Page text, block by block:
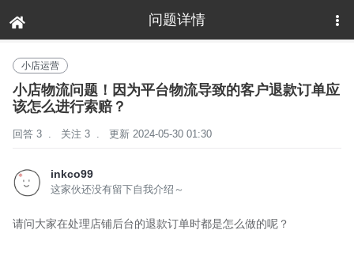
问题详情
下拉刷新
小店运营
小店物流问题！因为平台物流导致的客户退款订单应
该怎么进行索赔？
回答 3 . 关注 3 . 更新 2024-05-30 01:30
inkco99
这家伙还没有留下自我介绍～
请问大家在处理店铺后台的退款订单时都是怎么做的呢？